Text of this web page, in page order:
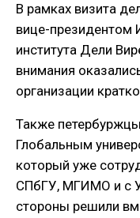
В рамках визита
вице-президентом
института Дели
внимания
организации
Также
Глобальным
который уже
СПбГУ, МГИМО и с
стороны решили